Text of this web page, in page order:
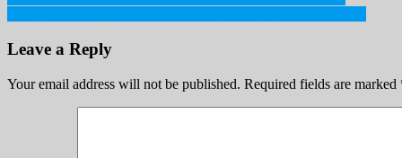
navigation
Leave a Reply
Your email address will not be published. Required fields are marked